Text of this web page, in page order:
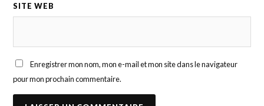
SITE WEB
Enregistrer mon nom, mon e-mail et mon site dans le navigateur
pour mon prochain commentaire.